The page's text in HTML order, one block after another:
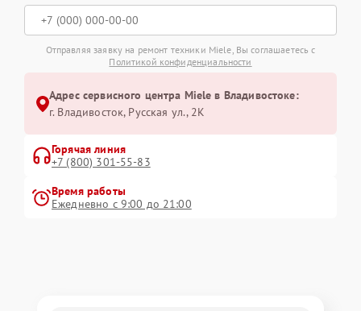
Отправляя заявку на ремонт техники Miele, Вы соглашаетесь с
Политикой конфиденциальности
Адрес сервисного центра Miele в Владивостоке:
г. Владивосток, Русская ул., 2К
Горячая линия
+7 (800) 301-55-83
Время работы
Ежедневно с 9:00 до 21:00